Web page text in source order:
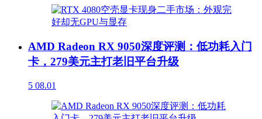
AMD Radeon RX 9050深度评测：低功耗入门
卡，279美元主打老旧平台升级
5 08.01